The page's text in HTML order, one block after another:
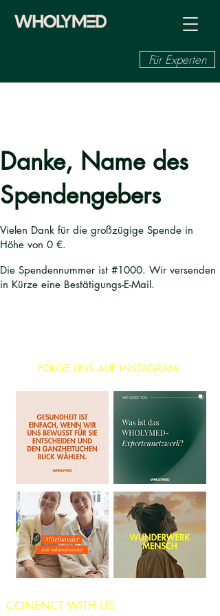
Für Experten
Danke, Name des
Spendengebers
Vielen Dank für die großzügige Spende in
Höhe von 0 €.
Die Spendennummer ist #1000. Wir versenden
in Kürze eine Bestätigungs-E-Mail.
FOLGE UNS AUF INSTAGRAM
CONENCT WITH US